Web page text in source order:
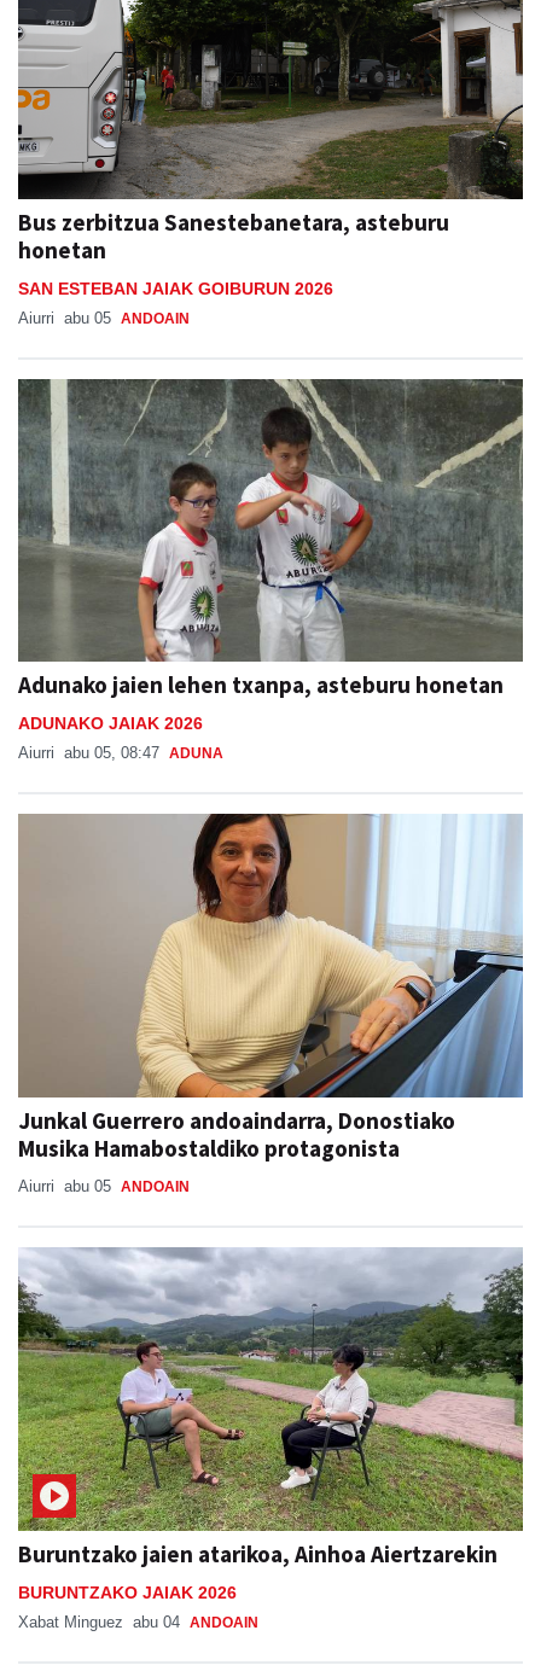
Bus zerbitzua Sanestebanetara, asteburu
honetan
SAN ESTEBAN JAIAK GOIBURUN 2026
Aiurri abu 05 ANDOAIN
Adunako jaien lehen txanpa, asteburu honetan
ADUNAKO JAIAK 2026
Aiurri abu 05, 08:47 ADUNA
Junkal Guerrero andoaindarra, Donostiako
Musika Hamabostaldiko protagonista
Aiurri abu 05 ANDOAIN
Buruntzako jaien atarikoa, Ainhoa Aiertzarekin
BURUNTZAKO JAIAK 2026
Xabat Minguez abu 04 ANDOAIN